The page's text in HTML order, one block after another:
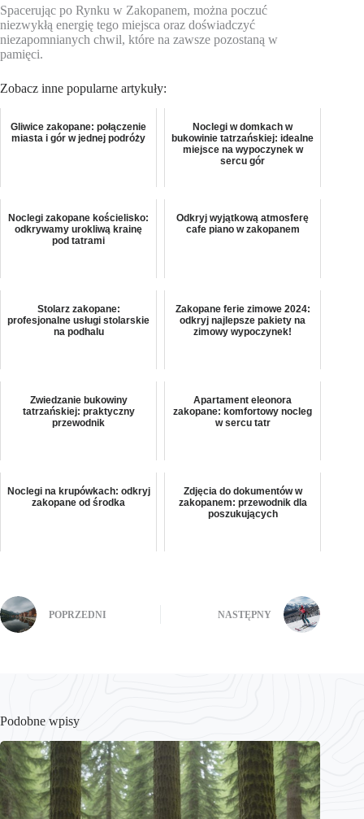
Spacerując po Rynku w Zakopanem, można poczuć
niezwykłą energię tego miejsca oraz doświadczyć
niezapomnianych chwil, które na zawsze pozostaną w
pamięci.
Zobacz inne popularne artykuły:
Gliwice zakopane: połączenie
miasta i gór w jednej podróży
Noclegi w domkach w
bukowinie tatrzańskiej: idealne
miejsce na wypoczynek w
sercu gór
Noclegi zakopane kościelisko:
odkrywamy urokliwą krainę
pod tatrami
Odkryj wyjątkową atmosferę
cafe piano w zakopanem
Stolarz zakopane:
profesjonalne usługi stolarskie
na podhalu
Zakopane ferie zimowe 2024:
odkryj najlepsze pakiety na
zimowy wypoczynek!
Zwiedzanie bukowiny
tatrzańskiej: praktyczny
przewodnik
Apartament eleonora
zakopane: komfortowy nocleg
w sercu tatr
Noclegi na krupówkach: odkryj
zakopane od środka
Zdjęcia do dokumentów w
zakopanem: przewodnik dla
poszukujących
POPRZEDNI NASTĘPNY
Podobne wpisy